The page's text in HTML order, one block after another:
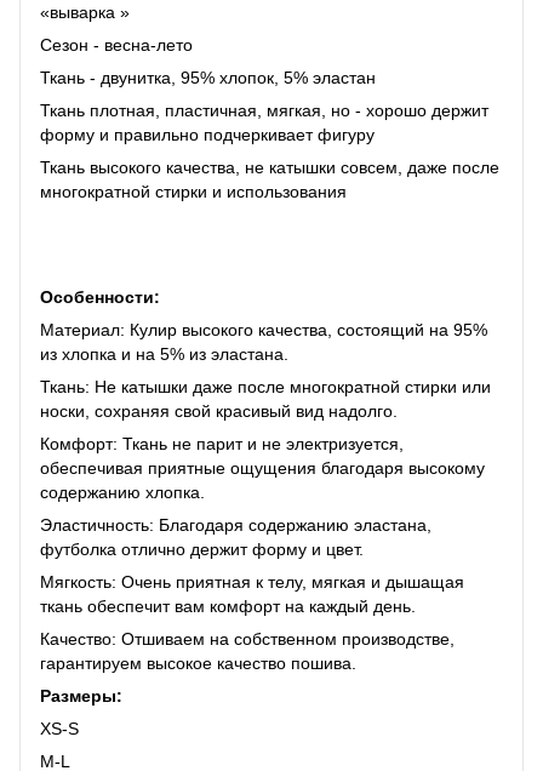
«выварка »
Сезон - весна-лето
Ткань - двунитка, 95% хлопок, 5% эластан
Ткань плотная, пластичная, мягкая, но - хорошо держит
форму и правильно подчеркивает фигуру
Ткань высокого качества, не катышки совсем, даже после
многократной стирки и использования
Особенности:
Материал: Кулир высокого качества, состоящий на 95%
из хлопка и на 5% из эластана.
Ткань: Не катышки даже после многократной стирки или
носки, сохраняя свой красивый вид надолго.
Комфорт: Ткань не парит и не электризуется,
обеспечивая приятные ощущения благодаря высокому
содержанию хлопка.
Эластичность: Благодаря содержанию эластана,
футболка отлично держит форму и цвет.
Мягкость: Очень приятная к телу, мягкая и дышащая
ткань обеспечит вам комфорт на каждый день.
Качество: Отшиваем на собственном производстве,
гарантируем высокое качество пошива.
Размеры:
XS-S
M-L